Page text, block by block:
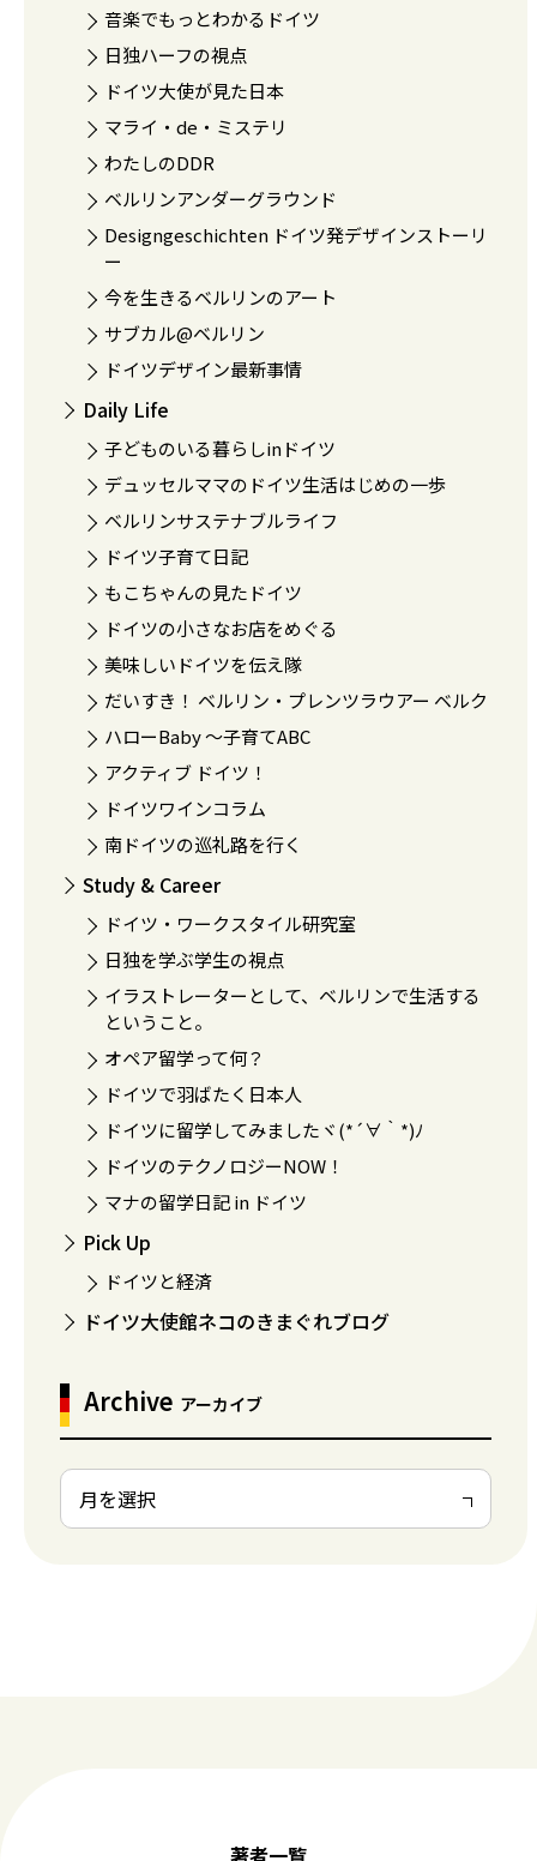
音楽でもっとわかるドイツ
日独ハーフの視点
ドイツ大使が見た日本
マライ・de・ミステリ
わたしのDDR
ベルリンアンダーグラウンド
Designgeschichten ドイツ発デザインストーリ
ー
今を生きるベルリンのアート
サブカル@ベルリン
ドイツデザイン最新事情
Daily Life
子どものいる暮らしinドイツ
デュッセルママのドイツ生活はじめの一歩
ベルリンサステナブルライフ
ドイツ子育て日記
もこちゃんの見たドイツ
ドイツの小さなお店をめぐる
美味しいドイツを伝え隊
だいすき！ ベルリン・プレンツラウアー ベルク
ハローBaby 〜子育てABC
アクティブ ドイツ！
ドイツワインコラム
南ドイツの巡礼路を行く
Study & Career
ドイツ・ワークスタイル研究室
日独を学ぶ学生の視点
イラストレーターとして、ベルリンで生活する
ということ。
オペア留学って何？
ドイツで羽ばたく日本人
ドイツに留学してみましたヾ(*´∀｀*)ﾉ
ドイツのテクノロジーNOW！
マナの留学日記 in ドイツ
Pick Up
ドイツと経済
ドイツ大使館ネコのきまぐれブログ
Archive アーカイブ